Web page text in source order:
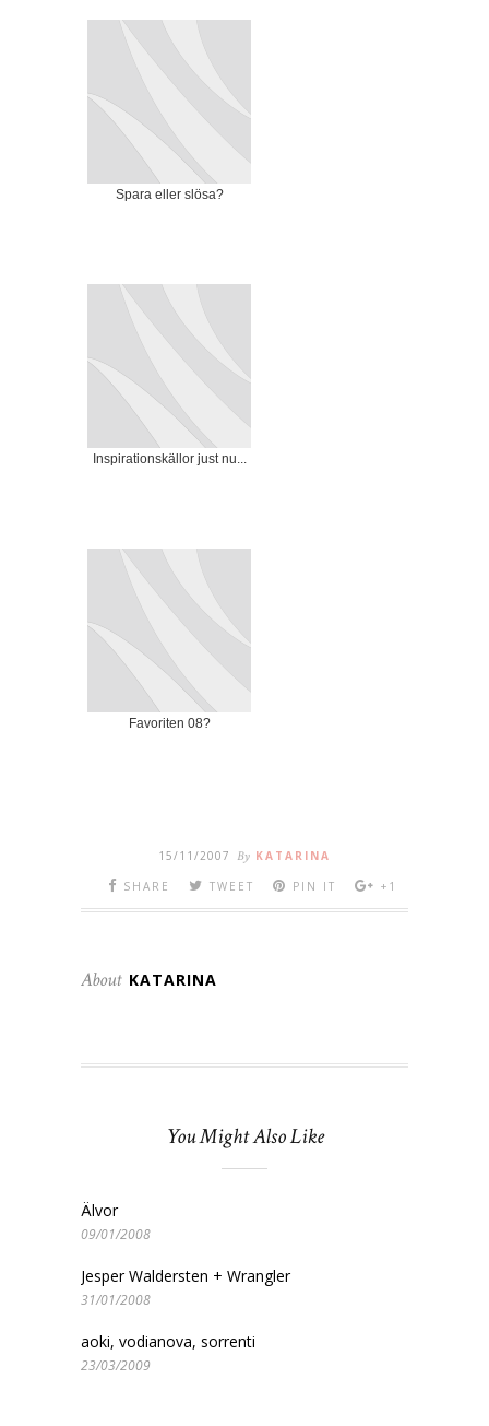
Spara eller slösa?
Inspirationskällor just nu...
Favoriten 08?
15/11/2007 By KATARINA
SHARE
TWEET PIN IT +1
About KATARINA
You Might Also Like
Älvor
09/01/2008
Jesper Waldersten + Wrangler
31/01/2008
aoki, vodianova, sorrenti
23/03/2009